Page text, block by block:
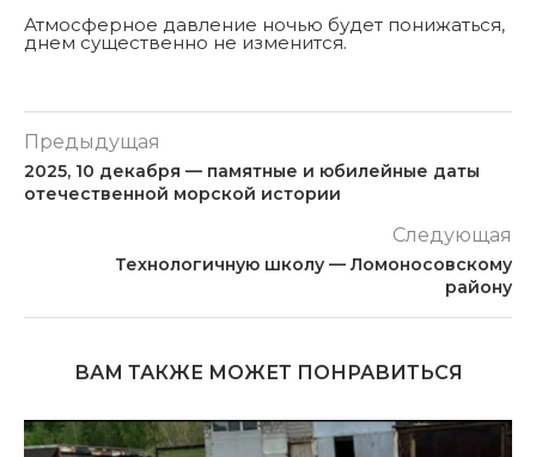
Атмосферное давление ночью будет понижаться,
днем существенно не изменится.
Предыдущая
2025, 10 декабря — памятные и юбилейные даты
отечественной морской истории
Следующая
Технологичную школу — Ломоносовскому
району
ВАМ ТАКЖЕ МОЖЕТ ПОНРАВИТЬСЯ